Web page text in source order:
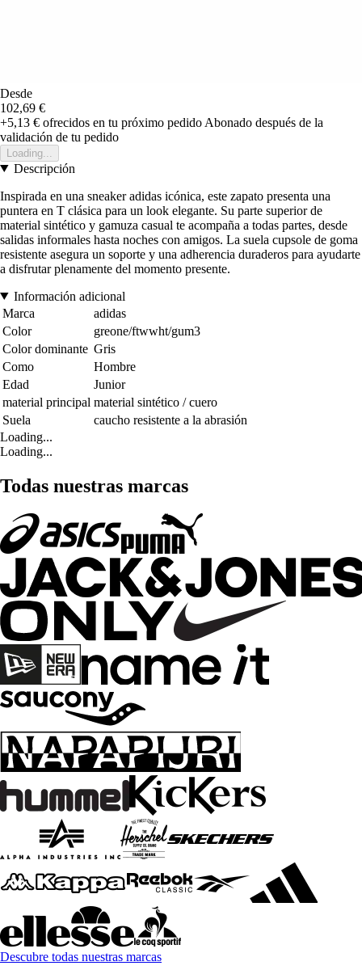
Desde
102,69 €
+5,13 € ofrecidos en tu próximo pedido Abonado después de la
validación de tu pedido
Loading...
Descripción
Inspirada en una sneaker adidas icónica, este zapato presenta una
puntera en T clásica para un look elegante. Su parte superior de
material sintético y gamuza casual te acompaña a todas partes, desde
salidas informales hasta noches con amigos. La suela cupsole de goma
resistente asegura un soporte y una adherencia duraderos para ayudarte
a disfrutar plenamente del momento presente.
Información adicional
Marca
adidas
Color
greone/ftwwht/gum3
Color dominante Gris
Como
Hombre
Edad
Junior
material principal material sintético / cuero
Suela
caucho resistente a la abrasión
Loading...
Loading...
Todas nuestras marcas
Descubre todas nuestras marcas